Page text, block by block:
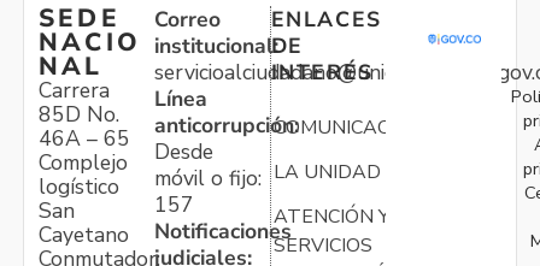
SEDE
NACIO
NAL
Carrera
85D No.
46A – 65
Complejo
logístico
San
Cayetano
Conmutador:
Correo
institucional:
Línea
anticorrupción:
Desde
móvil o fijo:
157
Notificaciones
judiciales:
ENLACES
DE
INTERÉS
COMUNICACIONES
LA UNIDAD
ATENCIÓN Y
SERVICIOS